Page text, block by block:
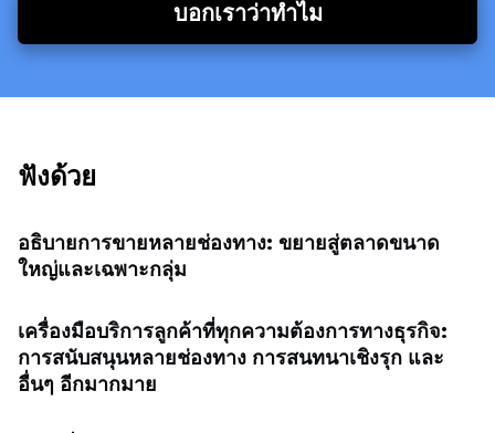
บอกเราว่าทำไม
ฟังด้วย
อธิบายการขายหลายช่องทาง: ขยายสู่ตลาดขนาด
ใหญ่และเฉพาะกลุ่ม
เครื่องมือบริการลูกค้าที่ทุกความต้องการทางธุรกิจ:
การสนับสนุนหลายช่องทาง การสนทนาเชิงรุก และ
อื่นๆ อีกมากมาย